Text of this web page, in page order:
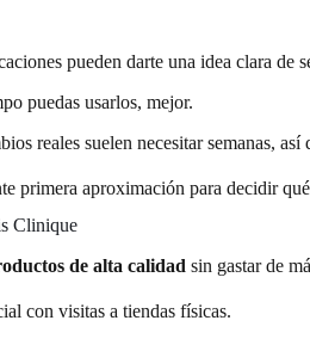
pueden darte una idea clara de
puedas usarlos, mejor.
reales suelen necesitar semanas,
primera aproximación para decidir
Clinique
de alta calidad sin gastar de
con visitas a tiendas físicas.